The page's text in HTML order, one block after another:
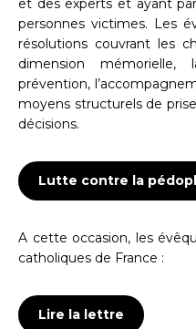
et des experts et ayant
personnes victimes. Les
résolutions couvrant les
dimension mémorielle,
prévention,
moyens structurels de
décisions.
Lutte contre la
A cette occasion, les
catholiques de France :
Lire la lettre